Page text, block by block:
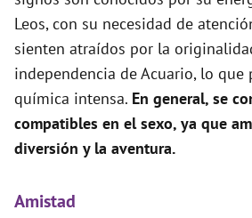
Leos, con su necesidad de
sienten atraídos por la
independencia de Acuario, lo que
química intensa. En general, se
compatibles en el sexo, ya que
diversión y la aventura.
Amistad